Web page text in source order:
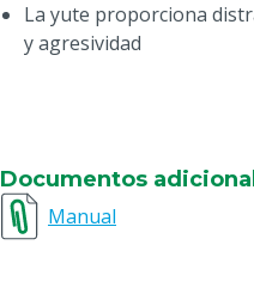
La yute proporciona
y agresividad
Documentos
Manual